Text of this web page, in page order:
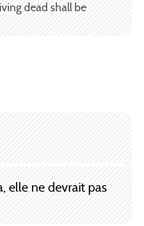
dead shall be
elle ne devrait pas